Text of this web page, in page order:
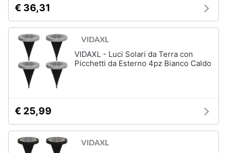
Servizi
Assistenza
clienti
tutti
Campeggio
Barbecue
Borraccia
Borraccia
termica
Vedi
tutti
€ 36,31
VIDAXL - Luci Solari da Terra con
Picchetti da Esterno 4pz Bianco Caldo
€ 25,99